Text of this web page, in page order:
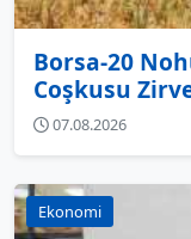
Borsa-20
Coşkusu
07.08.2026
Ekonomi